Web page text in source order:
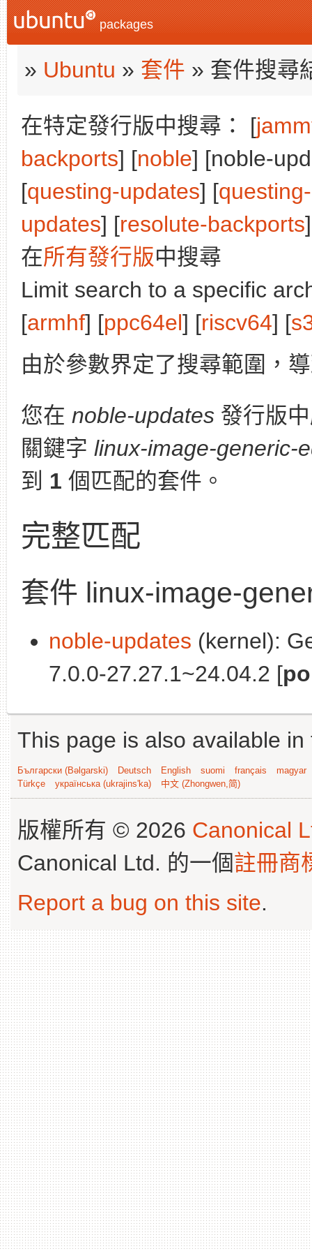
packages
» Ubuntu » 套件 » 套件搜尋
在特定發行版中搜尋： [
backports] [noble] [noble-
[questing-updates] [
updates] [resolute-backports
在所有發行版中搜尋
Limit search to a specific
[armhf] [ppc64el] [riscv64] [
由於參數界定了搜尋範圍，
您在 noble-updates 發行版
關鍵字 linux-image-generic-
到 1 個匹配的套件。
完整匹配
套件 linux-image-
noble-updates (kernel):
7.0.0-27.27.1~24.04.2 [
This page is also available
Български (Bəlgarski) Deutsch English suomi français
magyar
Türkçe
українська (ukrajins'ka) 中文 (Zhongwen,简)
版權所有 © 2026 Canonical
Canonical Ltd. 的一個註冊商
Report a bug on this site.